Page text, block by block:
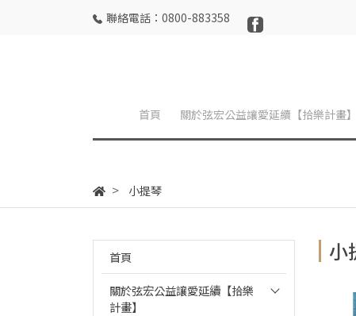
聯絡電話：0800-883358
首頁 關於弦宏公益讓愛延續【拾樂計畫】
小提琴
首頁
關於弦宏公益讓愛延續【拾樂
計畫】
小